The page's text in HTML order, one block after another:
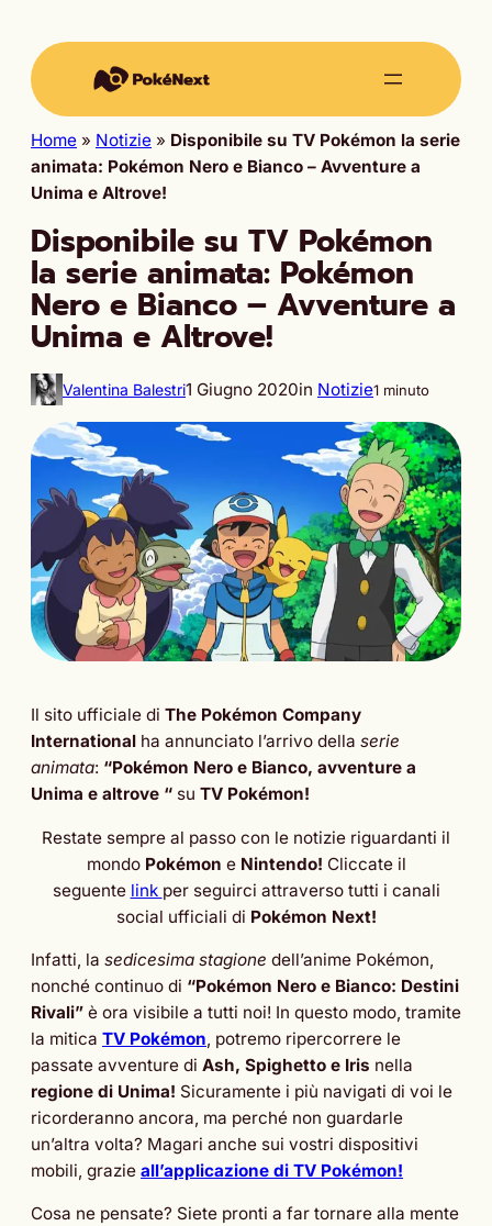
Home » Notizie » Disponibile su TV Pokémon la serie
animata: Pokémon Nero e Bianco – Avventure a
Unima e Altrove!
Disponibile su TV Pokémon
la serie animata: Pokémon
Nero e Bianco – Avventure a
Unima e Altrove!
Valentina Balestri1 Giugno 2020in Notizie1 minuto
Il sito ufficiale di The Pokémon Company
International ha annunciato l’arrivo della serie
animata: “Pokémon Nero e Bianco, avventure a
Unima e altrove “ su TV Pokémon!
Restate sempre al passo con le notizie riguardanti il
mondo Pokémon e Nintendo! Cliccate il
seguente link per seguirci attraverso tutti i canali
social ufficiali di Pokémon Next!
Infatti, la sedicesima stagione dell’anime Pokémon,
nonché continuo di “Pokémon Nero e Bianco: Destini
Rivali” è ora visibile a tutti noi! In questo modo, tramite
la mitica TV Pokémon, potremo ripercorrere le
passate avventure di Ash, Spighetto e Iris nella
regione di Unima! Sicuramente i più navigati di voi le
ricorderanno ancora, ma perché non guardarle
un’altra volta? Magari anche sui vostri dispositivi
mobili, grazie all’applicazione di TV Pokémon!
Cosa ne pensate? Siete pronti a far tornare alla mente